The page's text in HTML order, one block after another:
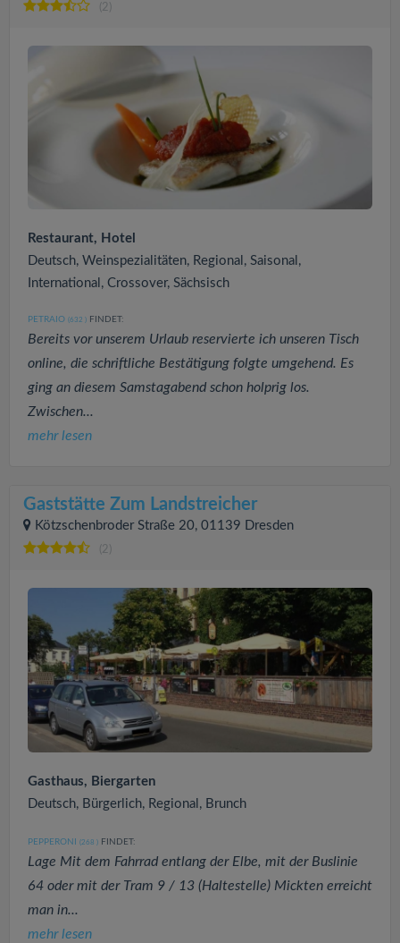
(2)
Restaurant, Hotel
Deutsch, Weinspezialitäten, Regional, Saisonal,
International, Crossover, Sächsisch
PETRAIO (632 ) FINDET:
Bereits vor unserem Urlaub reservierte ich unseren Tisch
online, die schriftliche Bestätigung folgte umgehend. Es
ging an diesem Samstagabend schon holprig los.
Zwischen...
mehr lesen
Gaststätte Zum Landstreicher
Kötzschenbroder Straße 20, 01139 Dresden
(2)
Gasthaus, Biergarten
Deutsch, Bürgerlich, Regional, Brunch
PEPPERONI (268 ) FINDET:
Lage Mit dem Fahrrad entlang der Elbe, mit der Buslinie
64 oder mit der Tram 9 / 13 (Haltestelle) Mickten erreicht
man in...
mehr lesen